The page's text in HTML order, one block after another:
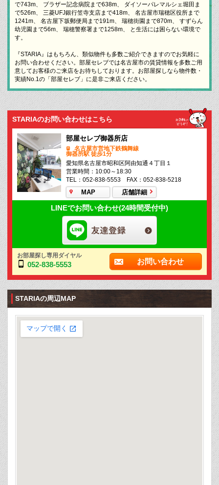
で743m、 ブラザー記念病院まで638m、 ダイソーパレマルシェ堀田ま
で526m、 三菱UFJ銀行笠寺支店まで418m、 名古屋市瑞穂区役所まで
1241m、 名古屋下坂郵便局まで191m、 瑞穂街園まで870m、 すずらん
幼児園まで56m、 瑞穂警察署まで1258m、 と生活には困らない環境で
す。
『STARIA』はもちろん、類似物件も多数ご紹介できますのでお気軽に
お問い合わせください。部屋セレブでは名古屋市の賃貸情報を多数ご用
意してお客様のご来店をお待ちしております。お部屋探しなら物件数・
実績No.1の「部屋セレブ」に是非ご来店ください。
STARIAのお問い合わせはこちら
部屋セレブ御器所店
名古屋市営地下鉄鶴舞線
御器所駅 徒歩1分
愛知県名古屋市昭和区阿由知通４丁目１
営業時間：10:00～18:30
TEL：052-838-5553 FAX：052-838-5218
MAP 店舗詳細
LINEでお問い合わせ(24時間受付中)
お部屋探し専用ダイヤル
052-838-5553 お問い合わせ
STARIAの周辺MAP